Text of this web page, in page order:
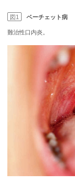
図1 ベーチェット病
難治性口内炎。